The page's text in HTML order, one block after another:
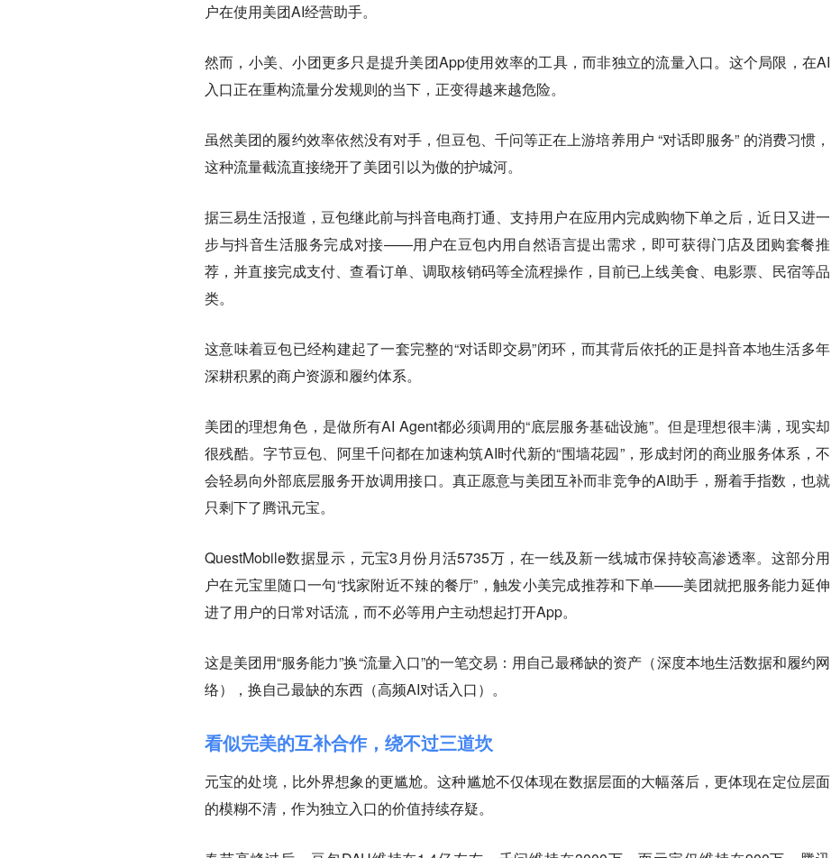
户在使用美团AI经营助手。
然而，小美、小团更多只是提升美团App使用效率的工具，而非独立的流量入口。这个局限，在AI
入口正在重构流量分发规则的当下，正变得越来越危险。
虽然美团的履约效率依然没有对手，但豆包、千问等正在上游培养用户 “对话即服务” 的消费习惯，
这种流量截流直接绕开了美团引以为傲的护城河。
据三易生活报道，豆包继此前与抖音电商打通、支持用户在应用内完成购物下单之后，近日又进一
步与抖音生活服务完成对接——用户在豆包内用自然语言提出需求，即可获得门店及团购套餐推
荐，并直接完成支付、查看订单、调取核销码等全流程操作，目前已上线美食、电影票、民宿等品
类。
这意味着豆包已经构建起了一套完整的“对话即交易”闭环，而其背后依托的正是抖音本地生活多年
深耕积累的商户资源和履约体系。
美团的理想角色，是做所有AI Agent都必须调用的“底层服务基础设施”。但是理想很丰满，现实却
很残酷。字节豆包、阿里千问都在加速构筑AI时代新的“围墙花园”，形成封闭的商业服务体系，不
会轻易向外部底层服务开放调用接口。真正愿意与美团互补而非竞争的AI助手，掰着手指数，也就
只剩下了腾讯元宝。
QuestMobile数据显示，元宝3月份月活5735万，在一线及新一线城市保持较高渗透率。这部分用
户在元宝里随口一句“找家附近不辣的餐厅”，触发小美完成推荐和下单——美团就把服务能力延伸
进了用户的日常对话流，而不必等用户主动想起打开App。
这是美团用“服务能力”换“流量入口”的一笔交易：用自己最稀缺的资产（深度本地生活数据和履约网
络），换自己最缺的东西（高频AI对话入口）。
看似完美的互补合作，绕不过三道坎
元宝的处境，比外界想象的更尴尬。这种尴尬不仅体现在数据层面的大幅落后，更体现在定位层面
的模糊不清，作为独立入口的价值持续存疑。